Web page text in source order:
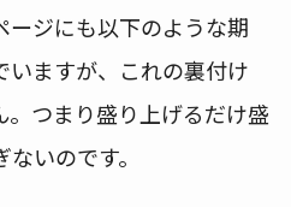
ージにも以下のような期
ますが、これの裏付け
。つまり盛り上げるだけ盛
いのです。